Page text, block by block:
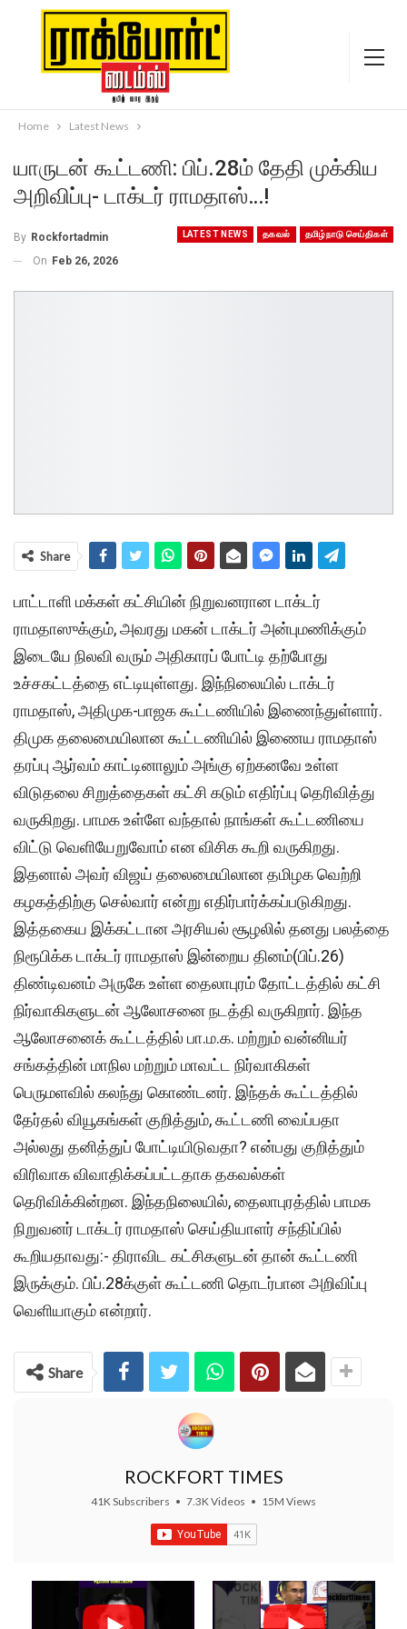
Home Latest News
யாருடன் கூட்டணி: பிப்.28ம் தேதி முக்கிய
அறிவிப்பு- டாக்டர் ராமதாஸ்…!
LATEST NEWS தகவல் தமிழ்நாடு செய்திகள்
By Rockfortadmin
On Feb 26, 2026
Share
பாட்டாளி மக்கள் கட்சியின் நிறுவனரான டாக்டர்
ராமதாஸுக்கும், அவரது மகன் டாக்டர் அன்புமணிக்கும்
இடையே நிலவி வரும் அதிகாரப் போட்டி தற்போது
உச்சகட்டத்தை எட்டியுள்ளது. இந்நிலையில் டாக்டர்
ராமதாஸ், அதிமுக-பாஜக கூட்டணியில் இணைந்துள்ளார்.
திமுக தலைமையிலான கூட்டணியில் இணைய ராமதாஸ்
தரப்பு ஆர்வம் காட்டினாலும் அங்கு ஏற்கனவே உள்ள
விடுதலை சிறுத்தைகள் கட்சி கடும் எதிர்ப்பு தெரிவித்து
வருகிறது. பாமக உள்ளே வந்தால் நாங்கள் கூட்டணியை
விட்டு வெளியேறுவோம் என விசிக கூறி வருகிறது.
இதனால் அவர் விஜய் தலைமையிலான தமிழக வெற்றி
கழகத்திற்கு செல்வார் என்று எதிர்பார்க்கப்படுகிறது.
இத்தகைய இக்கட்டான அரசியல் சூழலில் தனது பலத்தை
நிரூபிக்க டாக்டர் ராமதாஸ் இன்றைய தினம்(பிப்.26)
திண்டிவனம் அருகே உள்ள தைலாபுரம் தோட்டத்தில் கட்சி
நிர்வாகிகளுடன் ஆலோசனை நடத்தி வருகிறார். இந்த
ஆலோசனைக் கூட்டத்தில் பா.ம.க. மற்றும் வன்னியர்
சங்கத்தின் மாநில மற்றும் மாவட்ட நிர்வாகிகள்
பெருமளவில் கலந்து கொண்டனர். இந்தக் கூட்டத்தில்
தேர்தல் வியூகங்கள் குறித்தும், கூட்டணி வைப்பதா
அல்லது தனித்துப் போட்டியிடுவதா? என்பது குறித்தும்
விரிவாக விவாதிக்கப்பட்டதாக தகவல்கள்
தெரிவிக்கின்றன. இந்தநிலையில், தைலாபுரத்தில் பாமக
நிறுவனர் டாக்டர் ராமதாஸ் செய்தியாளர் சந்திப்பில்
கூறியதாவது:- திராவிட கட்சிகளுடன் தான் கூட்டணி
இருக்கும். பிப்.28க்குள் கூட்டணி தொடர்பான அறிவிப்பு
வெளியாகும் என்றார்.
Share
ROCKFORT TIMES
41K Subscribers • 7.3K Videos • 15M Views